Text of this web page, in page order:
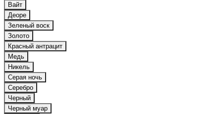
Вайт
Деоре
Зеленый воск
Золото
Красный антрацит
Медь
Никель
Серая ночь
Серебро
Черный
Черный муар